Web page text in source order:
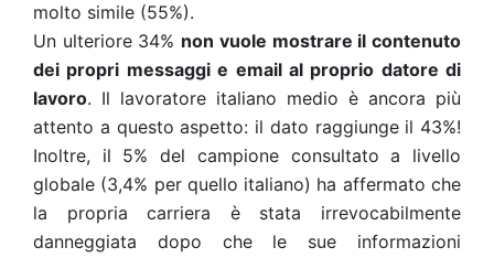
molto simile (55%).
Un ulteriore 34% non vuole mostrare il contenuto
dei propri messaggi e email al proprio datore di
lavoro. Il lavoratore italiano medio è ancora più
attento a questo aspetto: il dato raggiunge il 43%!
Inoltre, il 5% del campione consultato a livello
globale (3,4% per quello italiano) ha affermato che
la propria carriera è stata irrevocabilmente
danneggiata dopo che le sue informazioni